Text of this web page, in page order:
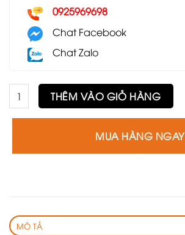
0925969698
Chat Facebook
Chat Zalo
Ghế Sherpa GLC63 số lượng
THÊM VÀO GIỎ HÀNG
MUA HÀNG NGAY
MÔ TẢ